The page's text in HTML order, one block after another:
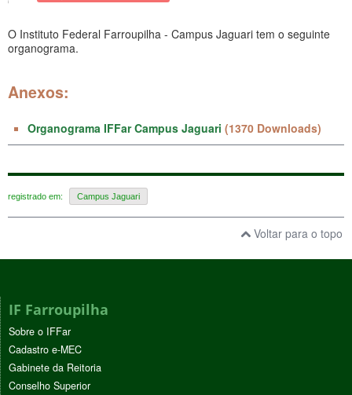
O Instituto Federal Farroupilha - Campus Jaguari tem o seguinte
organograma.
Anexos:
Organograma IFFar Campus Jaguari (1370 Downloads)
registrado em: Campus Jaguari
Voltar para o topo
IF Farroupilha
Sobre o IFFar
Cadastro e-MEC
Gabinete da Reitoria
Conselho Superior